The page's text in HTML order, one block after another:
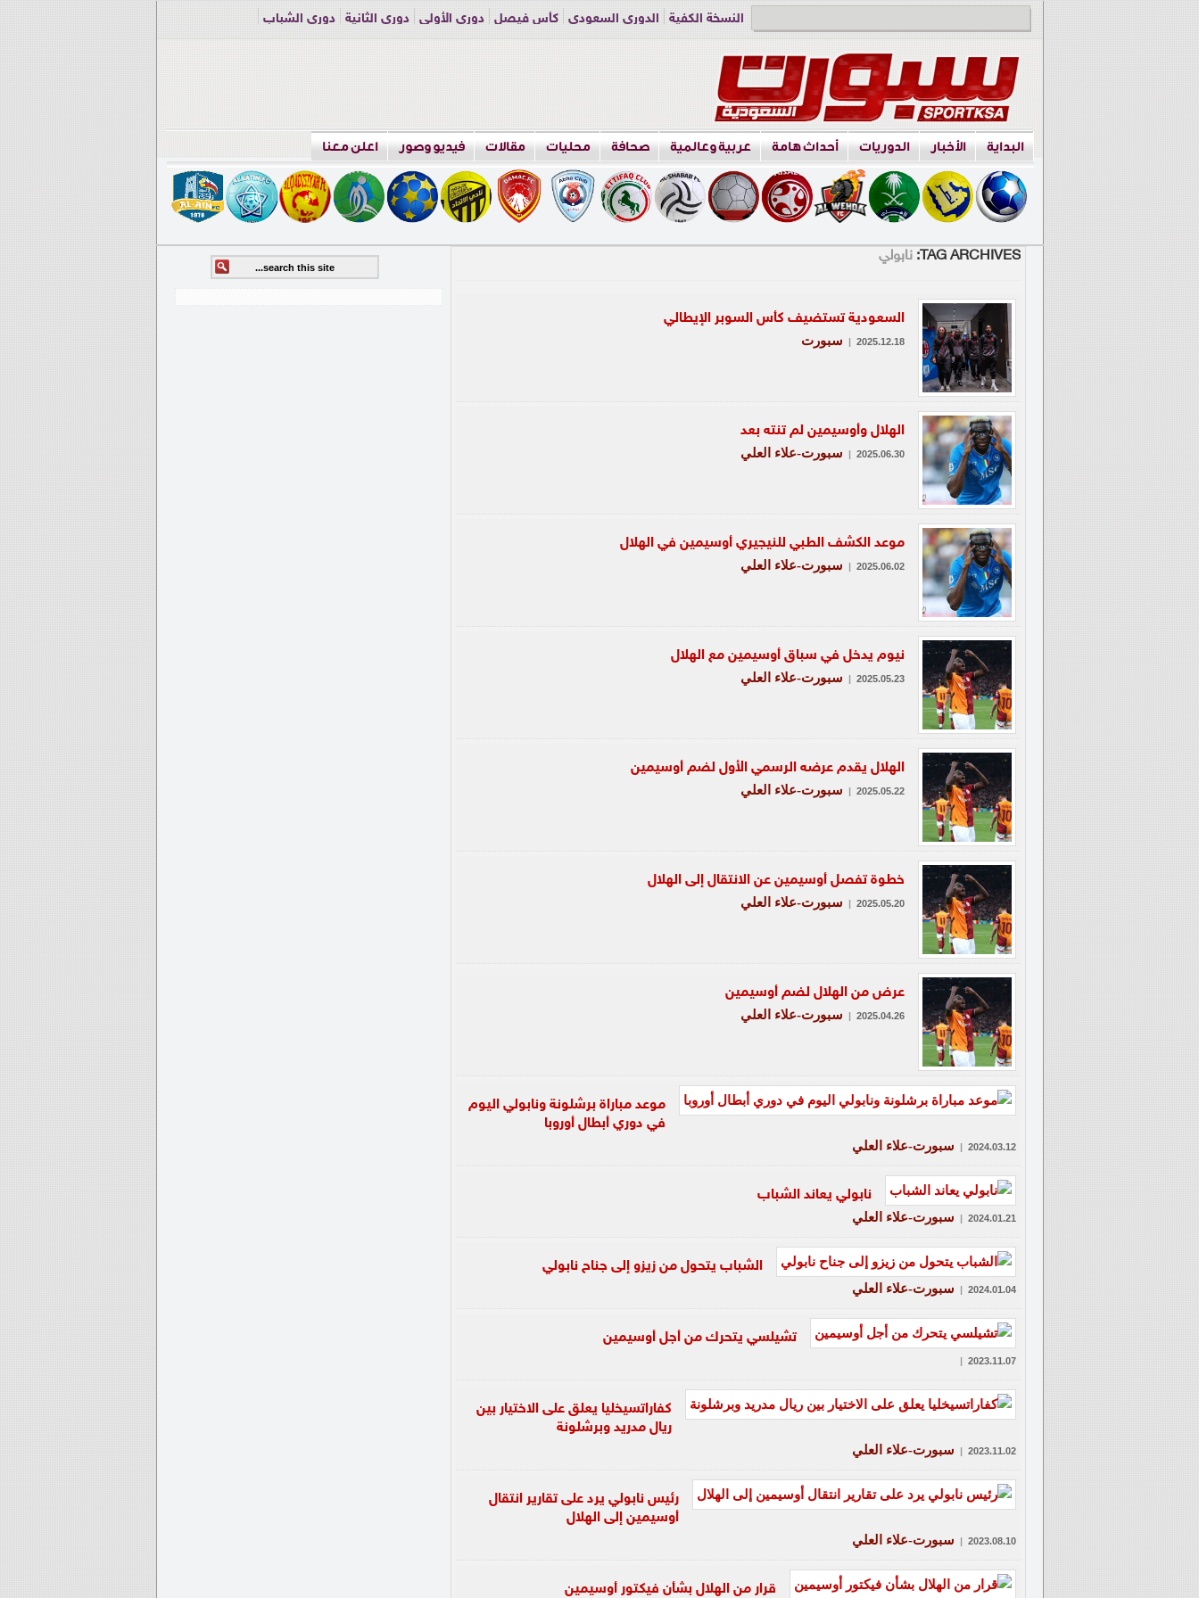
النسخة الكفية الدوري السعودي كأس فيصل دوري الأولى دوري الثانية
دوري الشباب
البداية الأخبار الدوريات أحداث هامة عربية وعالمية صحافة محليات مقالات فيديو وصور اعلن معنا
TAG ARCHIVES: نابولي
السعودية تستضيف كأس السوبر الإيطالي
2025.12.18
| سبورت
الهلال وأوسيمين لم تنته بعد
2025.06.30
| سبورت-علاء العلي
موعد الكشف الطبي للنيجيري أوسيمين في الهلال
2025.06.02
| سبورت-علاء العلي
نيوم يدخل في سباق أوسيمين مع الهلال
2025.05.23
| سبورت-علاء العلي
الهلال يقدم عرضه الرسمي الأول لضم أوسيمين
2025.05.22
| سبورت-علاء العلي
خطوة تفصل أوسيمين عن الانتقال إلى الهلال
2025.05.20
| سبورت-علاء العلي
عرض من الهلال لضم أوسيمين
2025.04.26
| سبورت-علاء العلي
موعد مباراة برشلونة ونابولي اليوم
في دوري أبطال أوروبا
2024.03.12
| سبورت-علاء العلي
نابولي يعاند الشباب
2024.01.21
| سبورت-علاء العلي
الشباب يتحول من زيزو إلى جناح نابولي
2024.01.04
| سبورت-علاء العلي
تشيلسي يتحرك من أجل أوسيمين
2023.11.07
|
كفاراتسيخليا يعلق على الاختيار بين
ريال مدريد وبرشلونة
2023.11.02
| سبورت-علاء العلي
رئيس نابولي يرد على تقارير انتقال
أوسيمين إلى الهلال
2023.08.10
| سبورت-علاء العلي
قرار من الهلال بشأن فيكتور أوسيمين